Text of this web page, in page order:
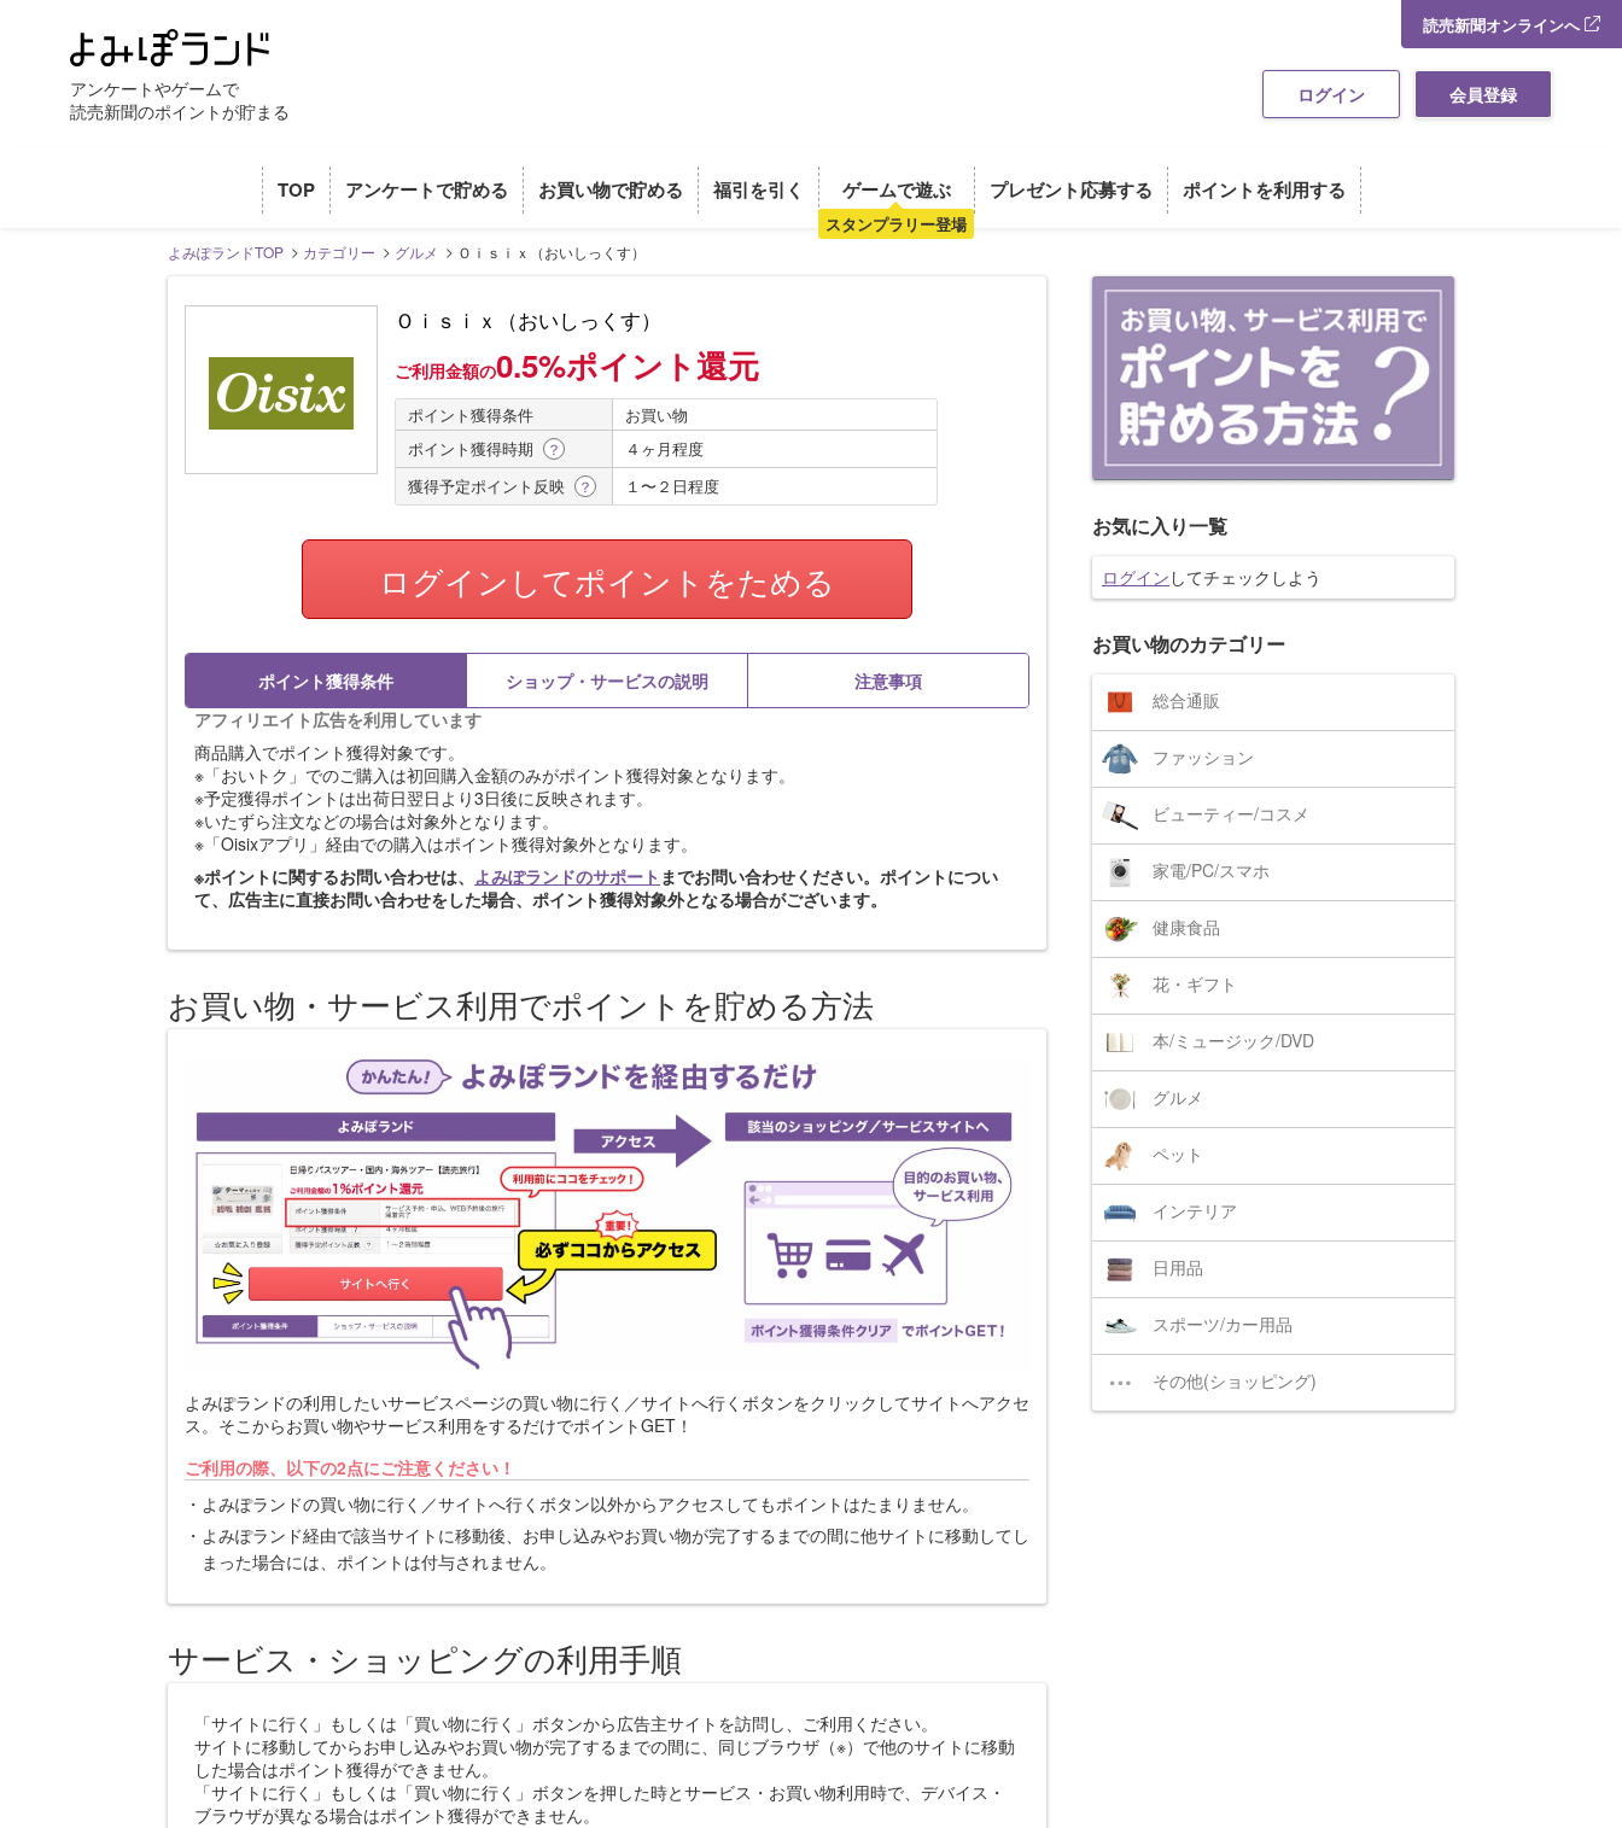
読売新聞オンラインへ
アンケートやゲームで
読売新聞のポイントが貯まる
ログイン 会員登録
TOP アンケートで貯める お買い物で貯める 福引を引く ゲームで遊ぶ
スタンプラリー登場
プレゼント応募する ポイントを利用する
よみぽランドTOP カテゴリー グルメ Ｏｉｓｉｘ（おいしっくす）
Ｏｉｓｉｘ（おいしっくす）
ご利用金額の0.5%ポイント還元
ポイント獲得条件
お買い物
ポイント獲得時期
？
４ヶ月程度
獲得予定ポイント反映
？ １〜２日程度
ログインしてポイントをためる
ポイント獲得条件 ショップ・サービスの説明
注意事項
アフィリエイト広告を利用しています
商品購入でポイント獲得対象です。
※「おいトク」でのご購入は初回購入金額のみがポイント獲得対象となります。
※予定獲得ポイントは出荷日翌日より3日後に反映されます。
※いたずら注文などの場合は対象外となります。
※「Oisixアプリ」経由での購入はポイント獲得対象外となります。
※ポイントに関するお問い合わせは、 よみぽランドのサポート までお問い合わせください。ポイントについ
て、広告主に直接お問い合わせをした場合、ポイント獲得対象外となる場合がございます。
お買い物・サービス利用でポイントを貯める方法
よみぽランドの利用したいサービスページの買い物に行く／サイトへ行くボタンをクリックしてサイトへアクセ
ス。そこからお買い物やサービス利用をするだけでポイントGET！
ご利用の際、以下の2点にご注意ください！
よみぽランドの買い物に行く／サイトへ行くボタン以外からアクセスしてもポイントはたまりません。
よみぽランド経由で該当サイトに移動後、お申し込みやお買い物が完了するまでの間に他サイトに移動してし
まった場合には、ポイントは付与されません。
サービス・ショッピングの利用手順
「サイトに行く」もしくは「買い物に行く」ボタンから広告主サイトを訪問し、ご利用ください。
サイトに移動してからお申し込みやお買い物が完了するまでの間に、同じブラウザ（※）で他のサイトに移動
した場合はポイント獲得ができません。
「サイトに行く」もしくは「買い物に行く」ボタンを押した時とサービス・お買い物利用時で、デバイス・
ブラウザが異なる場合はポイント獲得ができません。
お買い物・サービス利用でポイント
お気に入り一覧
ログイン してチェックしよう
お買い物のカテゴリー
総合通販
ファッション
ビューティー/コスメ
家電/PC/スマホ
健康食品
花・ギフト
本/ミュージック/DVD
グルメ
ペット
インテリア
日用品
スポーツ/カー用品
その他(ショッピング)